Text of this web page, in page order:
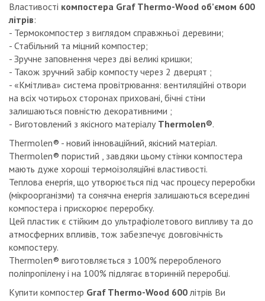
Властивості компостера Graf Thermo-Wood об’ємом 600
літрів:
- Термокомпостер з виглядом справжньої деревини;
- Стабільний та міцний компостер;
- Зручне заповнення через дві великі кришки;
- Також зручний забір компосту через 2 дверцят ;
- «Кмітлива» система провітрювання: вентиляційні отвори
на всіх чотирьох сторонах приховані, бічні стіни
залишаються повністю декоративними ;
- Виготовлений з якісного матеріалу Thermolen®.
Thermolen® - новий інноваційний, якісний матеріал.
Thermolen® пористий , завдяки цьому стінки компостера
мають дуже хороші термоізоляційні властивості.
Теплова енергія, що утворюється під час процесу переробки
(мікроорганізми) та сонячна енергія залишаються всередині
компостера і прискорює переробку.
Цей пластик є стійким до ультрафіолетового випливу та до
атмосферних впливів, тож забезпечує довговічність
компостеру.
Thermolen® виготовляється з 100% переробленого
поліпропілену і на 100% підлягає вторинній переробці.
Купити компостер Graf Thermo-Wood 600літрів Ви